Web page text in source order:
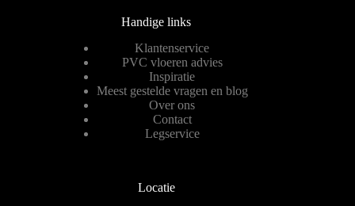
Handige links
Klantenservice
PVC vloeren advies
Inspiratie
Meest gestelde vragen en blog
Over ons
Contact
Legservice
Locatie